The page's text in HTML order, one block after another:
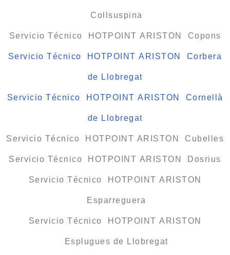
Collsuspina
Servicio Técnico HOTPOINT ARISTON Copons
Servicio Técnico HOTPOINT ARISTON Corbera
de Llobregat
Servicio Técnico HOTPOINT ARISTON Cornellà
de Llobregat
Servicio Técnico HOTPOINT ARISTON Cubelles
Servicio Técnico HOTPOINT ARISTON Dosrius
Servicio Técnico HOTPOINT ARISTON
Esparreguera
Servicio Técnico HOTPOINT ARISTON
Esplugues de Llobregat